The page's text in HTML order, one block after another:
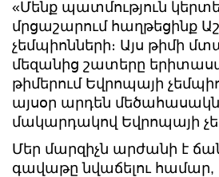
«Մենք պատմություն
մրցաշարում հաղթեցինք
չեմպիոնների։ Այս թիմի
մեզանից շատերը
թիմերում Եվրոպայի
այսօր արդեն
մակարդակով Եվրոպայի
Մեր մարզիչն արժանի է
գավաթը նվաճելու